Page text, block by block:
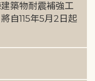
築物耐震補強工
自115年5月2日起